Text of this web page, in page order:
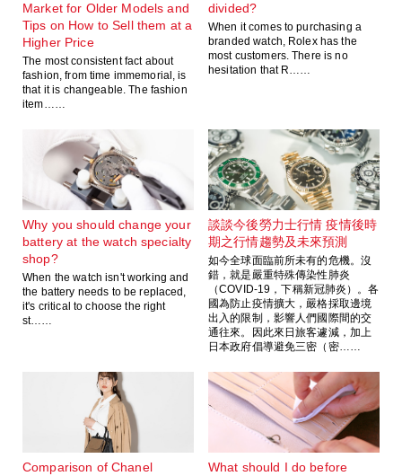
Market for Older Models and
Tips on How to Sell them at a
Higher Price
The most consistent fact about
fashion, from time immemorial, is
that it is changeable. The fashion
item……
divided?
When it comes to purchasing a
branded watch, Rolex has the
most customers. There is no
hesitation that R……
Why you should change your
battery at the watch specialty
shop?
When the watch isn't working and
the battery needs to be replaced,
it's critical to choose the right
st……
談談今後勞力士行情 疫情後時
期之行情趨勢及未來預測
如今全球面臨前所未有的危機。沒
錯，就是嚴重特殊傳染性肺炎
（COVID-19，下稱新冠肺炎）。各
國為防止疫情擴大，嚴格採取邊境
出入的限制，影響人們國際間的交
通往來。因此來日旅客遽減，加上
日本政府倡導避免三密（密……
Comparison of Chanel
What should I do before